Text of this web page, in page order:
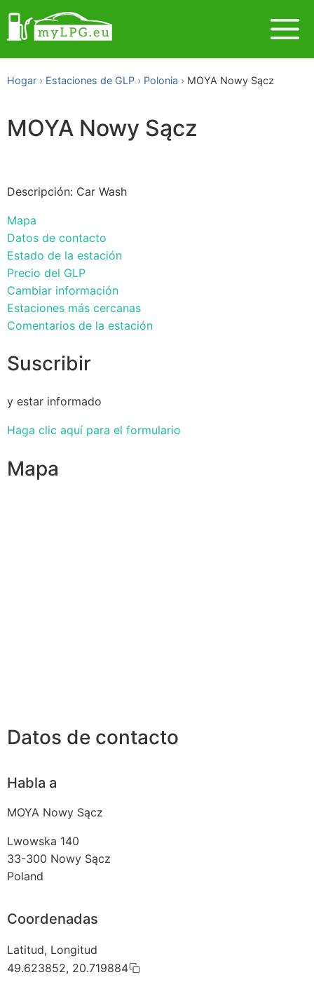
Hogar Estaciones de GLP Polonia MOYA Nowy Sącz
MOYA Nowy Sącz
Descripción: Car Wash
Mapa
Datos de contacto
Estado de la estación
Precio del GLP
Cambiar información
Estaciones más cercanas
Comentarios de la estación
Suscribir
y estar informado
Haga clic aquí para el formulario
Mapa
Datos de contacto
Habla a
MOYA Nowy Sącz
Lwowska 140
33-300 Nowy Sącz
Poland
Coordenadas
Latitud, Longitud
49.623852, 20.719884